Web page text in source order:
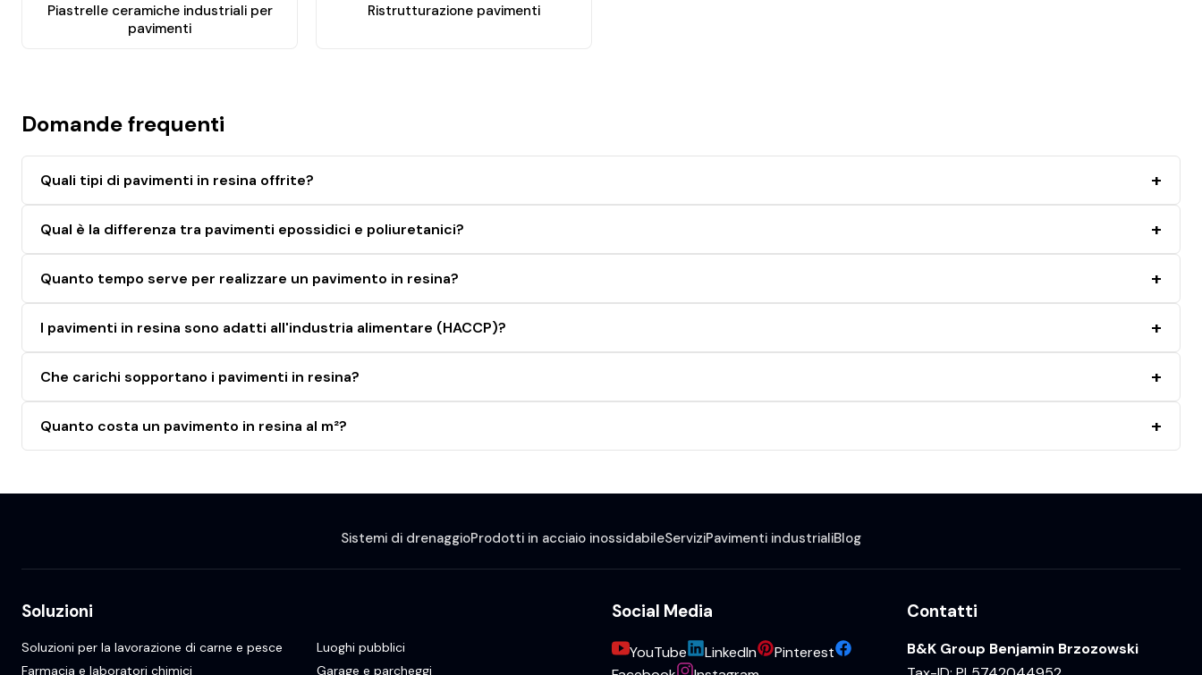
Piastrelle ceramiche industriali per
pavimenti
Ristrutturazione pavimenti
Domande frequenti
Quali tipi di pavimenti in resina offrite?
Qual è la differenza tra pavimenti epossidici e poliuretanici?
Quanto tempo serve per realizzare un pavimento in resina?
I pavimenti in resina sono adatti all'industria alimentare (HACCP)?
Che carichi sopportano i pavimenti in resina?
Quanto costa un pavimento in resina al m²?
Sistemi di drenaggioProdotti in acciaio inossidabileServiziPavimenti industrialiBlog
Soluzioni
Soluzioni per la lavorazione di carne e pesce
Farmacia e laboratori chimici
Luoghi pubblici
Garage e parcheggi
Social Media
YouTube LinkedIn
Pinterest
Contatti
B&K Group Benjamin Brzozowski